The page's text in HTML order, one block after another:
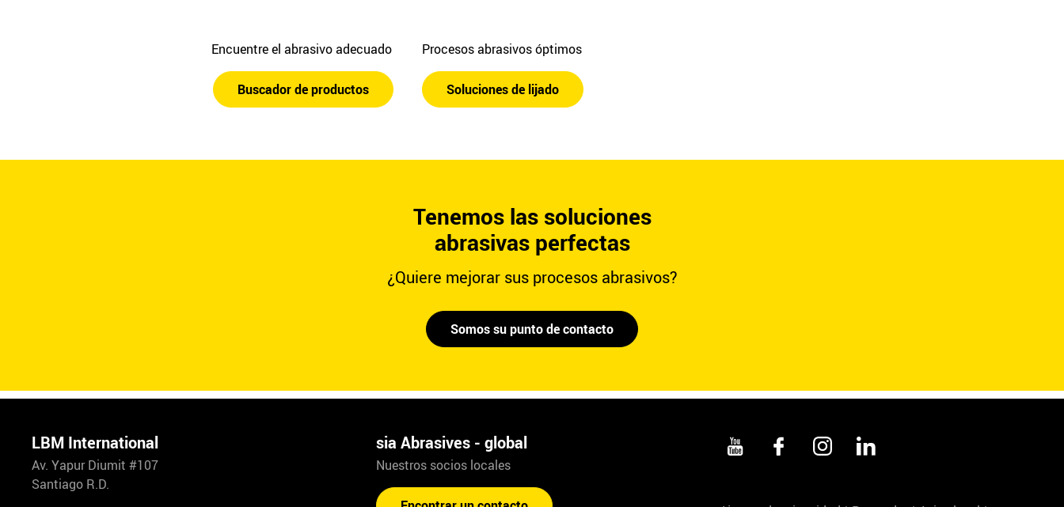
Encuentre el abrasivo adecuado
Buscador de productos
Procesos abrasivos óptimos
Soluciones de lijado
Tenemos las soluciones
abrasivas perfectas
¿Quiere mejorar sus procesos abrasivos?
Somos su punto de contacto
LBM International
Av. Yapur Diumit #107
Santiago R.D.
sia Abrasives - global
Nuestros socios locales